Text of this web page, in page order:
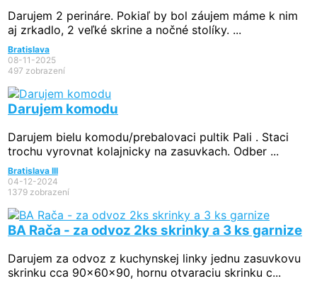
Darujem 2 perináre. Pokiaľ by bol záujem máme k nim
aj zrkadlo, 2 veľké skrine a nočné stolíky. ...
Bratislava
08-11-2025
497 zobrazení
Darujem komodu
Darujem bielu komodu/prebalovaci pultik Pali . Staci
trochu vyrovnat kolajnicky na zasuvkach. Odber ...
Bratislava III
04-12-2024
1379 zobrazení
BA Rača - za odvoz 2ks skrinky a 3 ks garnize
Darujem za odvoz z kuchynskej linky jednu zasuvkovu
skrinku cca 90x60x90, hornu otvaraciu skrinku c...